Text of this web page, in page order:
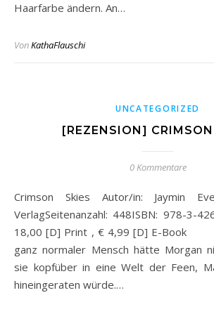
Haarfarbe ändern. An…
VonKathaFlauschi
UNCATEGORIZED
[REZENSION] CRIMSON
0 Kommentare
Crimson Skies Autor/in: Jaymin EveVerlag: Bramble
VerlagSeitenanzahl: 448ISBN: 978-3-
18,00 [D] Print , € 4,99 [D] E-
ganz normaler Mensch hätte Morgan
sie kopfüber in eine Welt der Feen,
hineingeraten würde.…